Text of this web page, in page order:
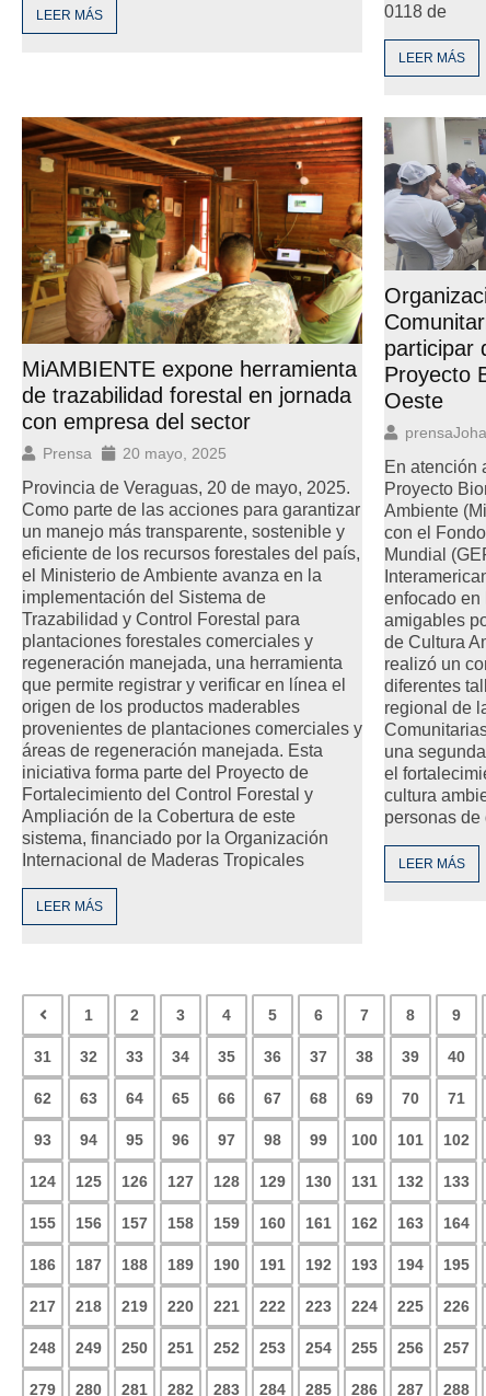
LEER MÁS
0118 de
LEER MÁS
MiAMBIENTE expone herramienta
de trazabilidad forestal en jornada
con empresa del sector
Prensa 20 mayo, 2025
Provincia de Veraguas, 20 de mayo, 2025.
Como parte de las acciones para garantizar
un manejo más transparente, sostenible y
eficiente de los recursos forestales del país,
el Ministerio de Ambiente avanza en la
implementación del Sistema de
Trazabilidad y Control Forestal para
plantaciones forestales comerciales y
regeneración manejada, una herramienta
que permite registrar y verificar en línea el
origen de los productos maderables
provenientes de plantaciones comerciales y
áreas de regeneración manejada. Esta
iniciativa forma parte del Proyecto de
Fortalecimiento del Control Forestal y
Ampliación de la Cobertura de este
sistema, financiado por la Organización
Internacional de Maderas Tropicales
LEER MÁS
participar
Proyecto
Oeste
En atención
Proyecto
Ambiente
con el
Mundial
enfocado
amigables
de Cultura
realizó un
diferentes
regional de
una
el
cultura
personas
LEER MÁS
1 2 3 4 5 6 7 8 9
31 32 33 34 35 36 37 38 39 40
62 63 64 65 66 67 68 69 70 71
93 94 95 96 97 98 99 100 101 102
124 125 126 127 128 129 130 131 132 133
155 156 157 158 159 160 161 162 163 164
186 187 188 189 190 191 192 193 194 195
217 218 219 220 221 222 223 224 225 226
248 249 250 251 252 253 254 255 256 257
279 280 281 282 283 284 285 286 287 288